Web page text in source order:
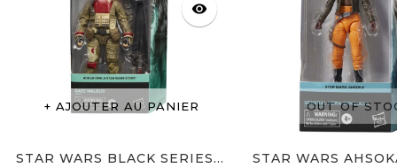
AJOUTER AU PANIER
visibility
STAR WARS BLACK SERIES...
OUT OF